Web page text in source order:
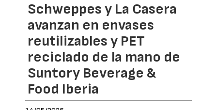
Schweppes y La Casera
avanzan en envases
reutilizables y PET
reciclado de la mano de
Suntory Beverage &
Food Iberia